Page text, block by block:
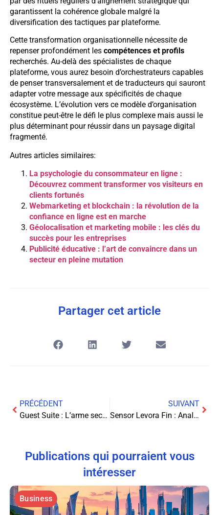
garantissent la cohérence globale malgré la
diversification des tactiques par plateforme.
Cette transformation organisationnelle nécessite de
repenser profondément les compétences et profils
recherchés. Au-delà des spécialistes de chaque
plateforme, vous aurez besoin d’orchestrateurs capables
de penser transversalement et de traducteurs qui sauront
adapter votre message aux spécificités de chaque
écosystème. L’évolution vers ce modèle d’organisation
constitue peut-être le défi le plus complexe mais aussi le
plus déterminant pour réussir dans un paysage digital
fragmenté.
Autres articles similaires:
La psychologie du consommateur en ligne :
Découvrez comment transformer vos visiteurs en
clients fortunés
Webmarketing et blockchain : la révolution de la
confiance en ligne est en marche
Géolocalisation et marketing mobile : les clés du
succès pour les entreprises
Publicité éducative : l’art de convaincre dans un
secteur en pleine mutation
Partager cet article
PRÉCÉDENT
Guest Suite : L’arme secrète pour dominer votre réputation en ligne locale
SUIVANT
Sensor Levora Fin : Analyse complète 2025 – Vérité ou supercherie ?
Publications qui pourraient vous
intéresser
Business